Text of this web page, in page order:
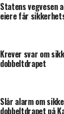
Statens vegvesen
eiere får
Krever svar om
dobbeltdrapet
Slår alarm om
dobbeltdrapet på